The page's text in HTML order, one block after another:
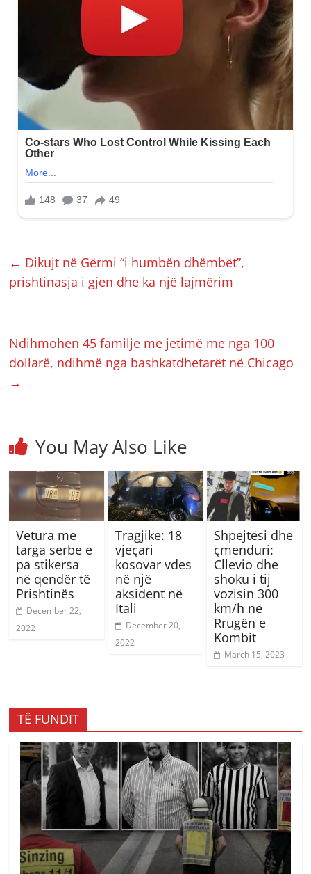
← Dikujt në Gërmi “i humbën dhëmbët”,
prishtinasja i gjen dhe ka një lajmërim
Ndihmohen 45 familje me jetimë me nga 100
dollarë, ndihmë nga bashkatdhetarët në Chicago
→
You May Also Like
Vetura me
targa serbe e
pa stikersa
në qendër të
Prishtinës
December 22,
2022
Tragjike: 18
vjeçari
kosovar vdes
në një
aksident në
Itali
December 20,
2022
Shpejtësi dhe
çmenduri:
Cllevio dhe
shoku i tij
vozisin 300
km/h në
Rrugën e
Kombit
March 15, 2023
TË FUNDIT